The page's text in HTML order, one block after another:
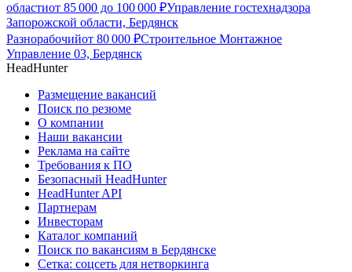
областиот 85 000 до 100 000 ₽Управление гостехнадзора
Запорожской области, Бердянск
Разнорабочийот 80 000 ₽Строительное Монтажное
Управление 03, Бердянск
HeadHunter
Размещение вакансий
Поиск по резюме
О компании
Наши вакансии
Реклама на сайте
Требования к ПО
Безопасный HeadHunter
HeadHunter API
Партнерам
Инвесторам
Каталог компаний
Поиск по вакансиям в Бердянске
Сетка: соцсеть для нетворкинга